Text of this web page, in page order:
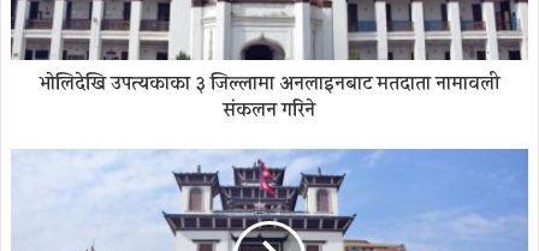
भोलिदेखि उपत्यकाका ३ जिल्लामा अनलाइनबाट मतदाता नामावली
संकलन गरिने